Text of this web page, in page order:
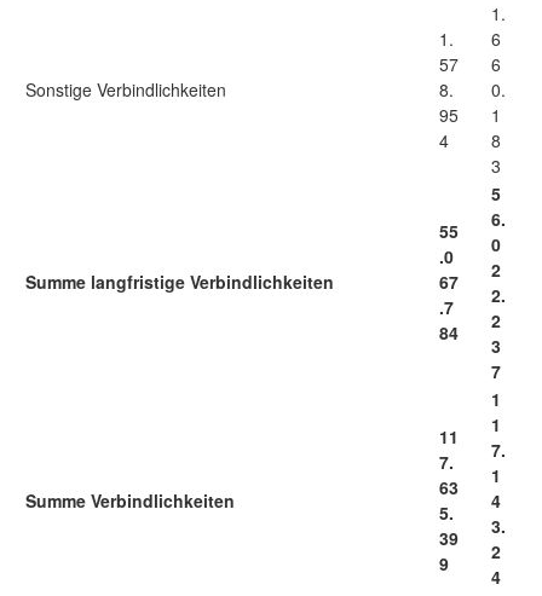
Sonstige Verbindlichkeiten
1.
57
8.
95
4
1.
6
6
0.
1
8
3
Summe langfristige Verbindlichkeiten
55
.0
67
.7
84
5
6.
0
2
2.
2
3
7
Summe Verbindlichkeiten
11
7.
63
5.
39
9
1
1
7.
1
4
3.
2
4